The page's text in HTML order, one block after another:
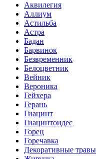
Аквилегия
Аллиум
Астильба
Астра
Бадан
Барвинок
Безвременник
Белоцветник
Вейник
Вероника
Гейхера
Герань
Гиацинт
Гиацинтоидес
Горец
Горечавка
Декоративные травы